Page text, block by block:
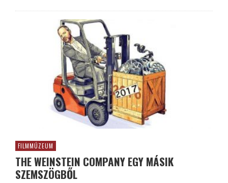
FILMMÚZEUM
THE WEINSTEIN COMPANY EGY MÁSIK
SZEMSZÖGBŐL